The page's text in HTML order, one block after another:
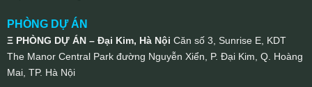
PHÒNG DỰ ÁN
Ξ PHÒNG DỰ ÁN – Đại Kim, Hà Nội Căn số 3, Sunrise E, KDT
The Manor Central Park đường Nguyễn Xiển, P. Đại Kim, Q. Hoàng
Mai, TP. Hà Nội